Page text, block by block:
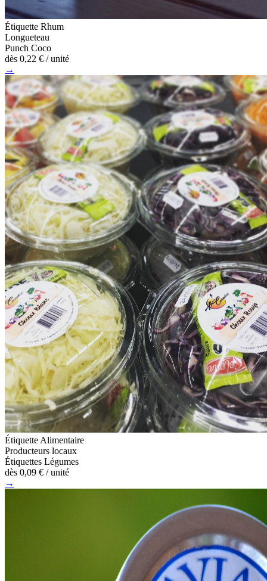
Étiquette Rhum
Longueteau
Punch Coco
dès 0,22 € / unité
→
Étiquette Alimentaire
Producteurs locaux
Étiquettes Légumes
dès 0,09 € / unité
→